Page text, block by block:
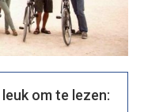
om te lezen: